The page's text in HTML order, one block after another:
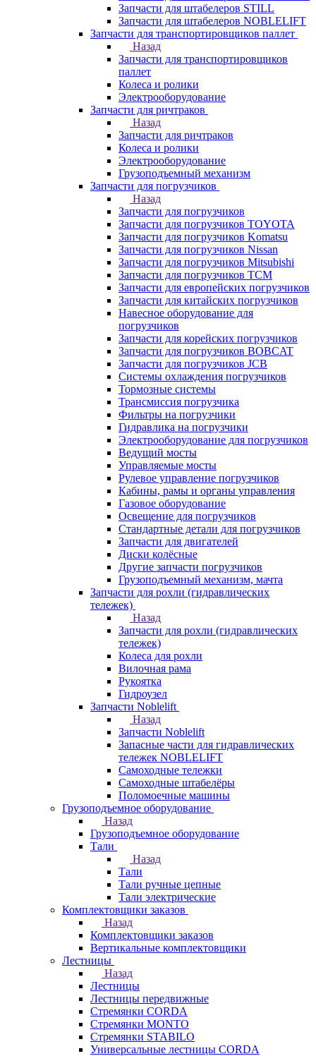
Запчасти для штабелеров STILL
Запчасти для штабелеров NOBLELIFT
Запчасти для транспортировщиков паллет
Назад
Запчасти для транспортировщиков
паллет
Колеса и ролики
Электрооборудование
Запчасти для ричтраков
Назад
Запчасти для ричтраков
Колеса и ролики
Электрооборудование
Грузоподъемный механизм
Запчасти для погрузчиков
Назад
Запчасти для погрузчиков
Запчасти для погрузчиков TOYOTA
Запчасти для погрузчиков Komatsu
Запчасти для погрузчиков Nissan
Запчасти для погрузчиков Mitsubishi
Запчасти для погрузчиков TCM
Запчасти для европейских погрузчиков
Запчасти для китайских погрузчиков
Навесное оборудование для
погрузчиков
Запчасти для корейских погрузчиков
Запчасти для погрузчиков BOBCAT
Запчасти для погрузчиков JCB
Системы охлаждения погрузчиков
Тормозные системы
Трансмиссия погрузчика
Фильтры на погрузчики
Гидравлика на погрузчики
Электрооборудование для погрузчиков
Ведущий мосты
Управляемые мосты
Рулевое управление погрузчиков
Кабины, рамы и органы управления
Газовое оборудование
Освещение для погрузчиков
Стандартные детали для погрузчиков
Запчасти для двигателей
Диски колёсные
Другие запчасти погрузчиков
Грузоподъемный механизм, мачта
Запчасти для рохли (гидравлических
тележек)
Назад
Запчасти для рохли (гидравлических
тележек)
Колеса для рохли
Вилочная рама
Рукоятка
Гидроузел
Запчасти Noblelift
Назад
Запчасти Noblelift
Запасные части для гидравлических
тележек NOBLELIFT
Самоходные тележки
Самоходные штабелёры
Поломоечные машины
Грузоподъемное оборудование
Назад
Грузоподъемное оборудование
Тали
Назад
Тали
Тали ручные цепные
Тали электрические
Комплектовщики заказов
Назад
Комплектовщики заказов
Вертикальные комплектовщики
Лестницы
Назад
Лестницы
Лестницы передвижные
Стремянки CORDA
Стремянки MONTO
Стремянки STABILO
Универсальные лестницы CORDA